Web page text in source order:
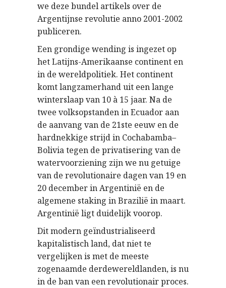
we deze bundel artikels over de
Argentijnse revolutie anno 2001-2002
publiceren.
Een grondige wending is ingezet op
het Latijns-Amerikaanse continent en
in de wereldpolitiek. Het continent
komt langzamerhand uit een lange
winterslaap van 10 à 15 jaar. Na de
twee volksopstanden in Ecuador aan
de aanvang van de 21ste eeuw en de
hardnekkige strijd in Cochabamba–
Bolivia tegen de privatisering van de
watervoorziening zijn we nu getuige
van de revolutionaire dagen van 19 en
20 december in Argentinië en de
algemene staking in Brazilië in maart.
Argentinië ligt duidelijk voorop.
Dit modern geïndustrialiseerd
kapitalistisch land, dat niet te
vergelijken is met de meeste
zogenaamde derdewereldlanden, is nu
in de ban van een revolutionair proces.